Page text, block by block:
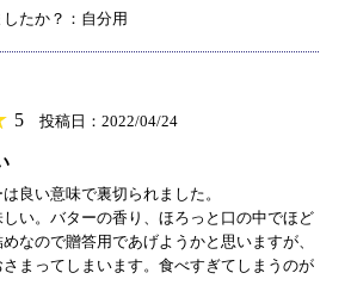
たか？：自分用
5 投稿日：2022/04/24
良い意味で裏切られました。
い。バターの香り、ほろっと口の中でほど
なので贈答用であげようかと思いますが、
まってしまいます。食べすぎてしまうのが